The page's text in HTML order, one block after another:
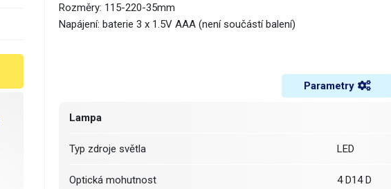
Rozměry: 115-220-35mm
Napájení: baterie 3 x 1.5V AAA (není součástí balení)
Parametry
Lampa
Typ zdroje světla LED
Optická mohutnost 4 D14 D